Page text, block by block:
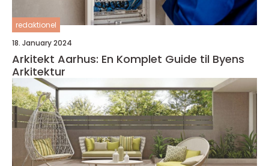
redaktionel
18. January 2024
Arkitekt Aarhus: En Komplet Guide til Byens
Arkitektur